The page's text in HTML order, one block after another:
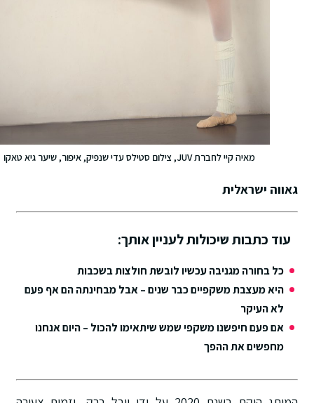
מאיה קיי לחברת JUV, צילום סטילס עדי שנפיק, איפור, שיער גיא טאקו
גאווה ישראלית
עוד כתבות שיכולות לעניין אותך:
כל בחורה מגניבה עכשיו לובשת חולצות בשכבות
היא מעצבת משקפיים כבר שנים – אבל מבחינתה הם אף פעם
לא העיקר
אם פעם חיפשנו משקפי שמש שיתאימו להכול – היום אנחנו
מחפשים את ההפך